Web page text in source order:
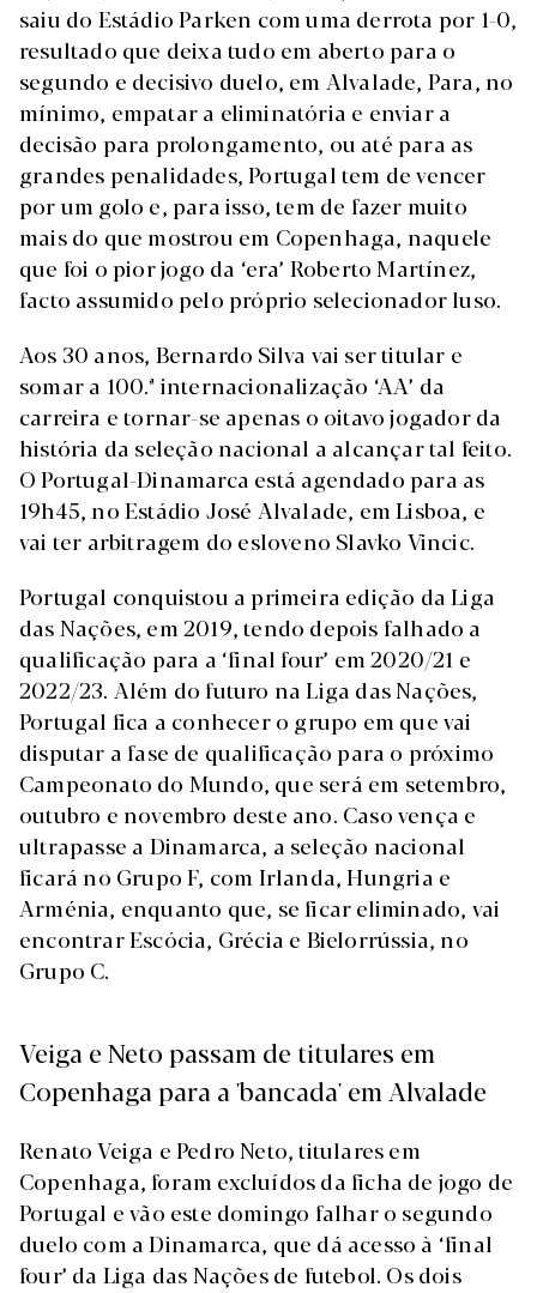
saiu do Estádio Parken com uma derrota por 1-0,
resultado que deixa tudo em aberto para o
segundo e decisivo duelo, em Alvalade, Para, no
mínimo, empatar a eliminatória e enviar a
decisão para prolongamento, ou até para as
grandes penalidades, Portugal tem de vencer
por um golo e, para isso, tem de fazer muito
mais do que mostrou em Copenhaga, naquele
que foi o pior jogo da ‘era’ Roberto Martínez,
facto assumido pelo próprio selecionador luso.
Aos 30 anos, Bernardo Silva vai ser titular e
somar a 100.ª internacionalização ‘AA’ da
carreira e tornar-se apenas o oitavo jogador da
história da seleção nacional a alcançar tal feito.
O Portugal-Dinamarca está agendado para as
19h45, no Estádio José Alvalade, em Lisboa, e
vai ter arbitragem do esloveno Slavko Vincic.
Portugal conquistou a primeira edição da Liga
das Nações, em 2019, tendo depois falhado a
qualificação para a ‘final four’ em 2020/21 e
2022/23. Além do futuro na Liga das Nações,
Portugal fica a conhecer o grupo em que vai
disputar a fase de qualificação para o próximo
Campeonato do Mundo, que será em setembro,
outubro e novembro deste ano. Caso vença e
ultrapasse a Dinamarca, a seleção nacional
ficará no Grupo F, com Irlanda, Hungria e
Arménia, enquanto que, se ficar eliminado, vai
encontrar Escócia, Grécia e Bielorrússia, no
Grupo C.
Veiga e Neto passam de titulares em
Copenhaga para a 'bancada' em Alvalade
Renato Veiga e Pedro Neto, titulares em
Copenhaga, foram excluídos da ficha de jogo de
Portugal e vão este domingo falhar o segundo
duelo com a Dinamarca, que dá acesso à ‘final
four’ da Liga das Nações de futebol. Os dois